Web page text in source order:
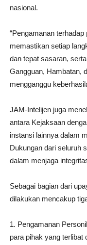
nasional.
“Pengamanan
memastikan setiap
dan tepat sasaran,
Gangguan, Hambatan,
mengganggu
JAM-Intelijen juga
antara Kejaksaan
instansi lainnya dalam
Dukungan dari seluruh
dalam menjaga
Sebagai bagian dari
dilakukan mencakup
1. Pengamanan
para pihak yang terlibat